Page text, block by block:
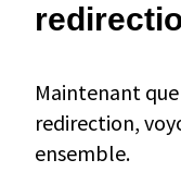
Maintenant
redirection,
ensemble.